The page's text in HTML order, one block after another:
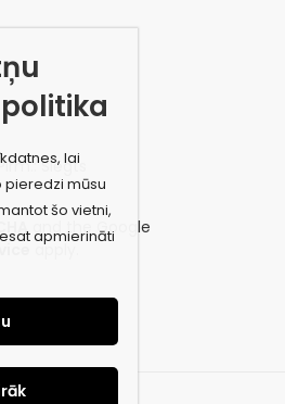
Slēgts
and the Google
apply.
lai
mūsu
šo vietni,
apmierināti